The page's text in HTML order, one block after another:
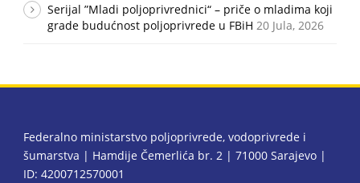
Serijal ”Mladi poljoprivrednici“ – priče o mladima koji
grade budućnost poljoprivrede u FBiH 20 Jula, 2026
Federalno ministarstvo poljoprivrede, vodoprivrede i
šumarstva | Hamdije Čemerlića br. 2 | 71000 Sarajevo |
ID: 4200712570001